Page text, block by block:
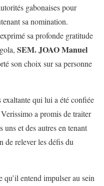
gabonaises pour
sa nomination.
sa profonde gratitude
SEM. JOAO Manuel
son choix sur sa personne
qui lui a été confiée
a promis de traiter
uns et des autres en tenant
de relever les défis du
qu’il entend impulser au sein